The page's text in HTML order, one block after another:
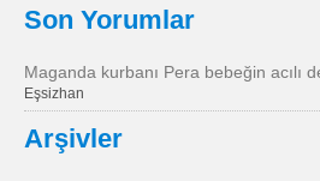
Son Yorumlar
Maganda kurbanı Pera bebeğin acılı
Eşsizhan
Arşivler